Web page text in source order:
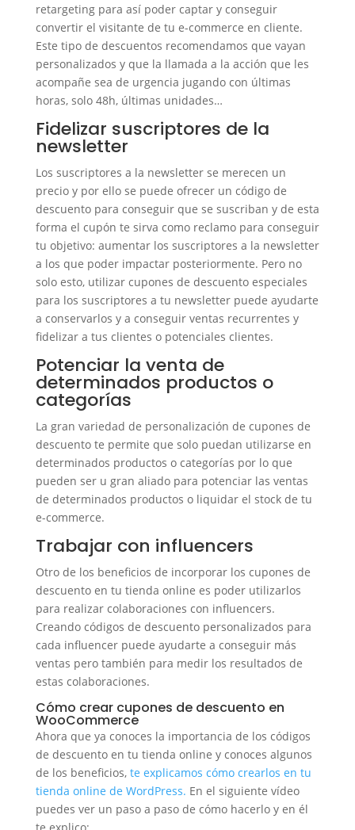
retargeting para así poder captar y conseguir
convertir el visitante de tu e-commerce en cliente.
Este tipo de descuentos recomendamos que vayan
personalizados y que la llamada a la acción que les
acompañe sea de urgencia jugando con últimas
horas, solo 48h, últimas unidades…
Fidelizar suscriptores de la
newsletter
Los suscriptores a la newsletter se merecen un
precio y por ello se puede ofrecer un código de
descuento para conseguir que se suscriban y de esta
forma el cupón te sirva como reclamo para conseguir
tu objetivo: aumentar los suscriptores a la newsletter
a los que poder impactar posteriormente. Pero no
solo esto, utilizar cupones de descuento especiales
para los suscriptores a tu newsletter puede ayudarte
a conservarlos y a conseguir ventas recurrentes y
fidelizar a tus clientes o potenciales clientes.
Potenciar la venta de
determinados productos o
categorías
La gran variedad de personalización de cupones de
descuento te permite que solo puedan utilizarse en
determinados productos o categorías por lo que
pueden ser u gran aliado para potenciar las ventas
de determinados productos o liquidar el stock de tu
e-commerce.
Trabajar con influencers
Otro de los beneficios de incorporar los cupones de
descuento en tu tienda online es poder utilizarlos
para realizar colaboraciones con influencers.
Creando códigos de descuento personalizados para
cada influencer puede ayudarte a conseguir más
ventas pero también para medir los resultados de
estas colaboraciones.
Cómo crear cupones de descuento en
WooCommerce
Ahora que ya conoces la importancia de los códigos
de descuento en tu tienda online y conoces algunos
de los beneficios,te explicamos cómo crearlos en tu
tienda online de WordPress. En el siguiente vídeo
puedes ver un paso a paso de cómo hacerlo y en él